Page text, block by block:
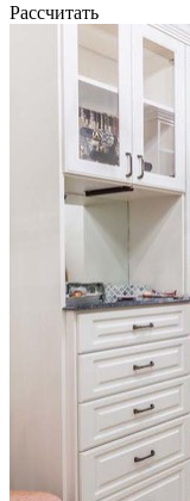
Рассчитать